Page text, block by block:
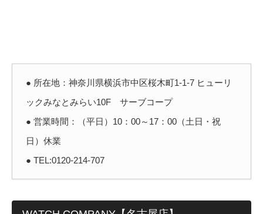
● 所在地：神奈川県横浜市中区桜木町1-1-7 ヒューリ
ックみなとみらい10F サーブコープ
● 営業時間：（平日）10：00～17：00（土日・祝
日）休業
● TEL:0120-214-707